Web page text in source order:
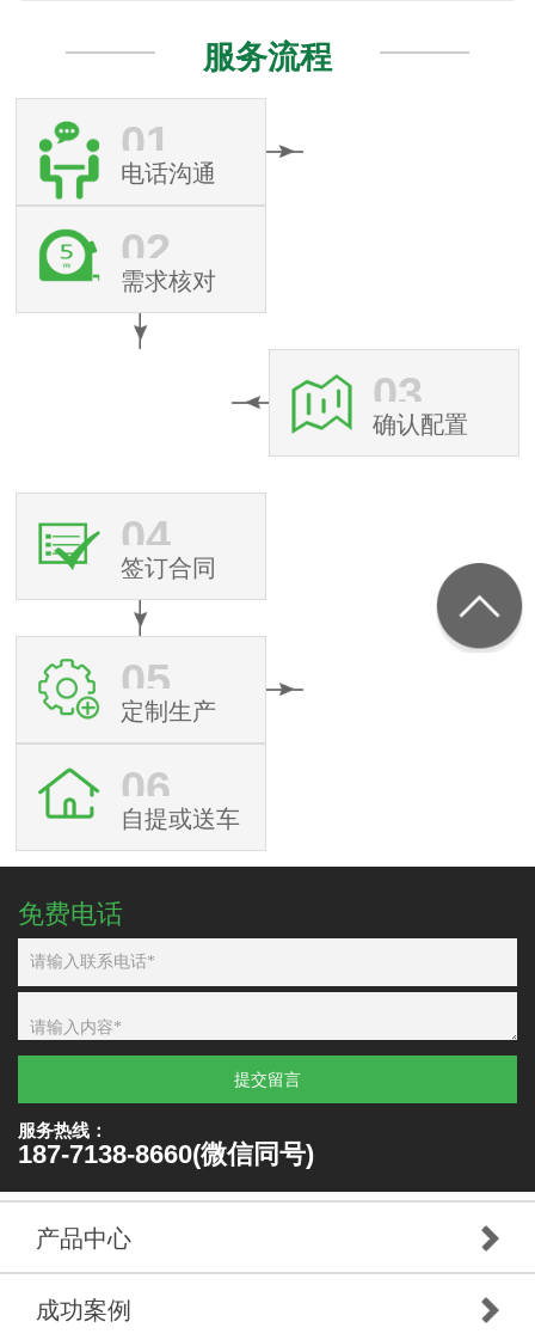
服务流程
01
电话沟通
02
需求核对
03
确认配置
04
签订合同
05
定制生产
06
自提或送车
免费电话
提交留言
服务热线：
187-7138-8660(微信同号)
产品中心
成功案例